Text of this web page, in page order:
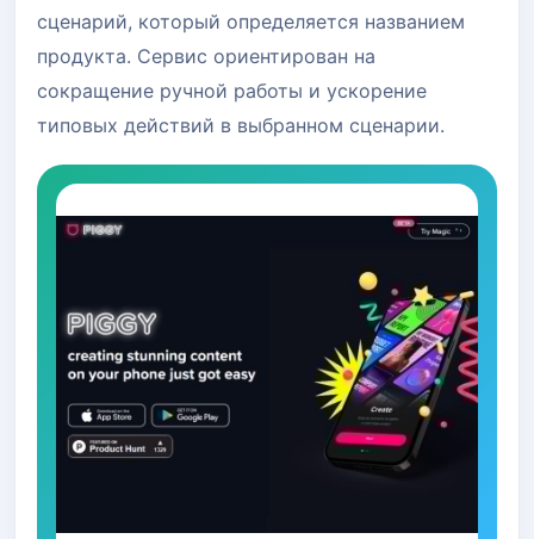
сценарий, который определяется названием
продукта. Сервис ориентирован на
сокращение ручной работы и ускорение
типовых действий в выбранном сценарии.